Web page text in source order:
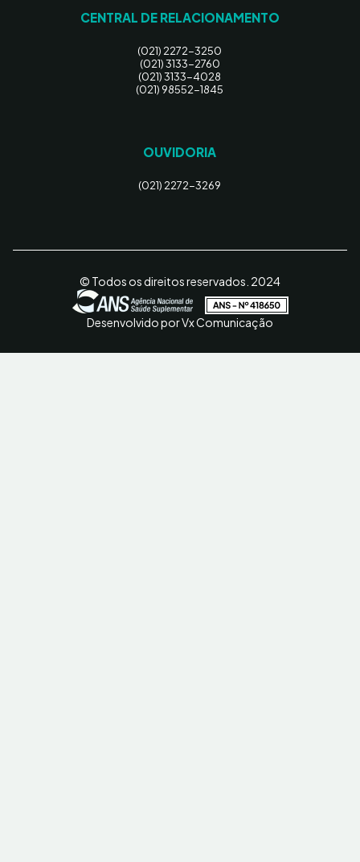
CENTRAL DE RELACIONAMENTO
(021) 2272-3250
(021) 3133-2760
(021) 3133-4028
(021) 98552-1845
OUVIDORIA
(021) 2272-3269
© Todos os direitos reservados. 2024
Desenvolvido por Vx Comunicação